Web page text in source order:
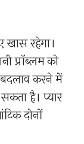
रहेगा।
प्रॉब्लम को
करने में
है। प्यार
दोनों